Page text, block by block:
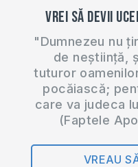
Vrei să devii
"Dumnezeu nu
de neștiință,
tuturor
pocăiască;
care va judeca
(Faptele
VREAU